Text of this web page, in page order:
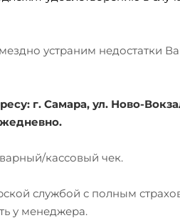
устраним недостатки
г. Самара, ул. Ново-
кассовый чек.
службой с полным
у менеджера.